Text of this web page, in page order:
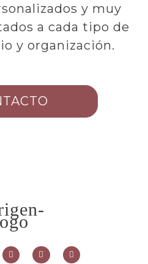
y muy
a cada tipo de
y organización.